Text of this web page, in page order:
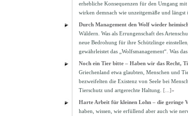
erhebliche Konsequenzen für den Umgang
wirken demnach wie unzeitgemäße und
Durch Management den Wolf wieder
Wäldern. Was als Errungenschaft des
neue Bedrohung für ihre Schützlinge
gewährleistet das „Wolfsmanagement“. Was
Noch ein Tier bitte – Haben wir das Recht,
Griechenland etwa glaubten, Menschen und
bezweifelten die Existenz von Seele bei
Tierschutz und artgerechte Haltung. [...]»
Harte Arbeit für kleinen Lohn – die geringe
haben, wissen, wie erfüllend aber auch wie